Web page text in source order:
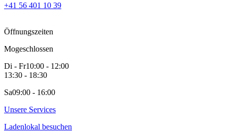
+41 56 401 10 39
Öffnungszeiten
Mogeschlossen
Di - Fr10:00 - 12:00
13:30 - 18:30
Sa09:00 - 16:00
Unsere Services
Ladenlokal besuchen